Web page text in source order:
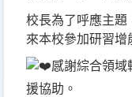
校長為了呼應主題
來本校參加研習增
感謝綜合領域
援協助。